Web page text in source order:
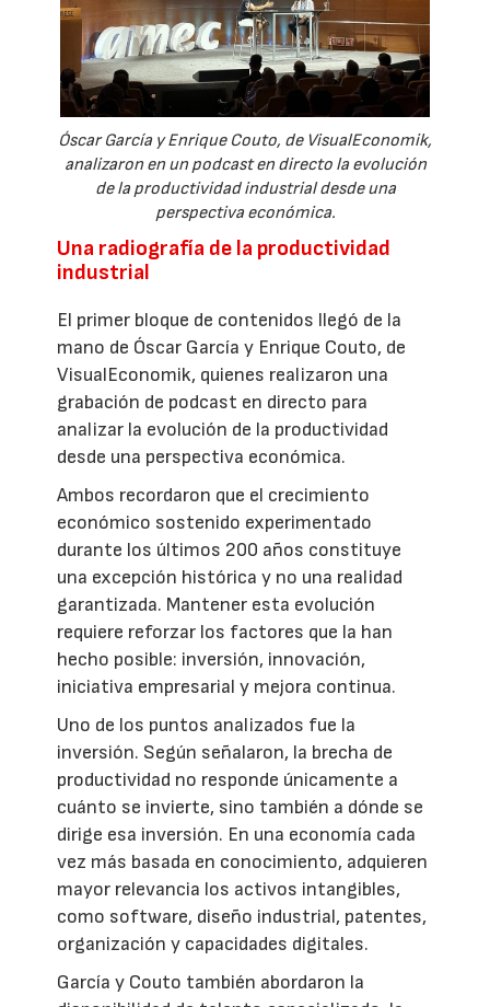
Óscar García y Enrique Couto, de VisualEconomik,
analizaron en un podcast en directo la evolución
de la productividad industrial desde una
perspectiva económica.
Una radiografía de la productividad
industrial
El primer bloque de contenidos llegó de la
mano de Óscar García y Enrique Couto, de
VisualEconomik, quienes realizaron una
grabación de podcast en directo para
analizar la evolución de la productividad
desde una perspectiva económica.
Ambos recordaron que el crecimiento
económico sostenido experimentado
durante los últimos 200 años constituye
una excepción histórica y no una realidad
garantizada. Mantener esta evolución
requiere reforzar los factores que la han
hecho posible: inversión, innovación,
iniciativa empresarial y mejora continua.
Uno de los puntos analizados fue la
inversión. Según señalaron, la brecha de
productividad no responde únicamente a
cuánto se invierte, sino también a dónde se
dirige esa inversión. En una economía cada
vez más basada en conocimiento, adquieren
mayor relevancia los activos intangibles,
como software, diseño industrial, patentes,
organización y capacidades digitales.
García y Couto también abordaron la